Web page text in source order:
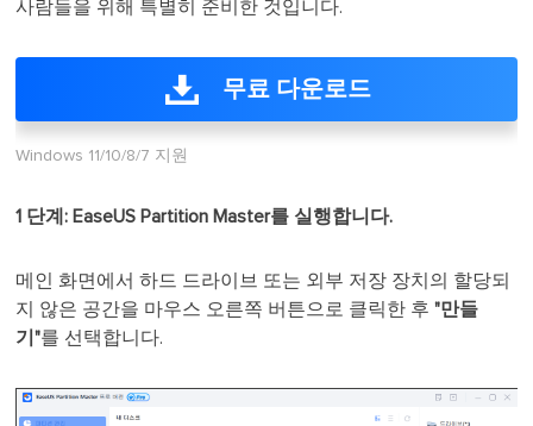
사람들을 위해 특별히 준비한 것입니다.
무료 다운로드
Windows 11/10/8/7 지원
1 단계: EaseUS Partition Master를 실행합니다.
메인 화면에서 하드 드라이브 또는 외부 저장 장치의 할당되
지 않은 공간을 마우스 오른쪽 버튼으로 클릭한 후"만들
기"를 선택합니다.